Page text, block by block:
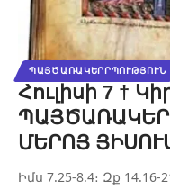
ՊԱՅԾԱՌԱԿԵՐՐՊՈՒԹՅՈՒՆ
Հուլիսի 7 †
ՄԵՐՈՅ
Իմս 7.25-8.4։ Զք 14.16-